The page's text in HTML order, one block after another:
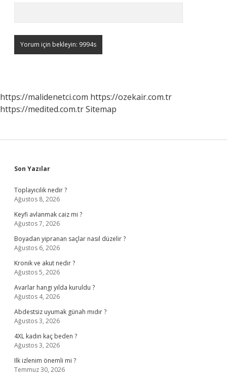
https://malidenetci.com https://ozekair.com.tr
https://medited.com.trSitemap
Sidebar
Son Yazılar
Toplayıcılık nedir ?
Ağustos 8, 2026
Keyfi avlanmak caiz mi ?
Ağustos 7, 2026
Boyadan yipranan saçlar nasıl düzelir ?
Ağustos 6, 2026
Kronik ve akut nedir ?
Ağustos 5, 2026
Avarlar hangi yılda kuruldu ?
Ağustos 4, 2026
Abdestsiz uyumak günah mıdır ?
Ağustos 3, 2026
4XL kadın kaç beden ?
Ağustos 3, 2026
Ilk izlenim önemli mi ?
Temmuz 30, 2026